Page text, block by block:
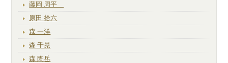
藤岡 周平
原田 拾六
森 一洋
森 千晃
森 陶岳